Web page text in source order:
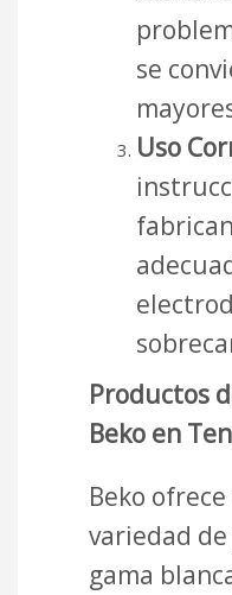
se
Uso
Productos
Beko en
Beko
variedad
gama